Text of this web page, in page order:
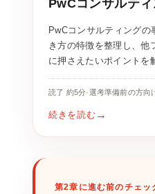
PwCコンサルテ
PwCコンサルティングの
き方の特徴を整理し、他
に押さえたいポイントを
読了 約5分·選考準備前の方向
続きを読む
第2章に進む前のチェッ